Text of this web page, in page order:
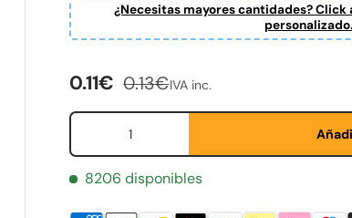
¿Necesitas mayores cantidades?
personalizado.
Precio de venta
0.11€ Precio normal
0.13€IVA inc.
Cant.
8206 disponibles